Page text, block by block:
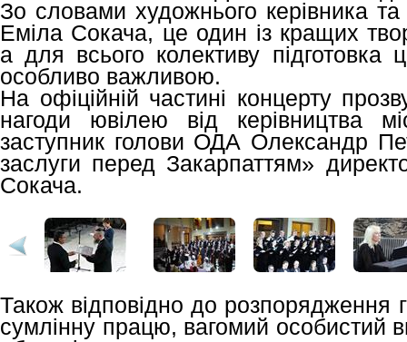
Зо словами художнього керівника
Еміла Сокача, це один із кращих
а для всього колективу підготовка
особливо важливою.
На офіційній частині концерту
нагоди ювілею від керівництва
заступник голови ОДА Олександр
заслуги перед Закарпаттям»
Сокача.
Також відповідно до розпорядження
сумлінну працю, вагомий особистий